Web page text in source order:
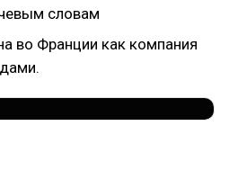
словам
во Франции как компания